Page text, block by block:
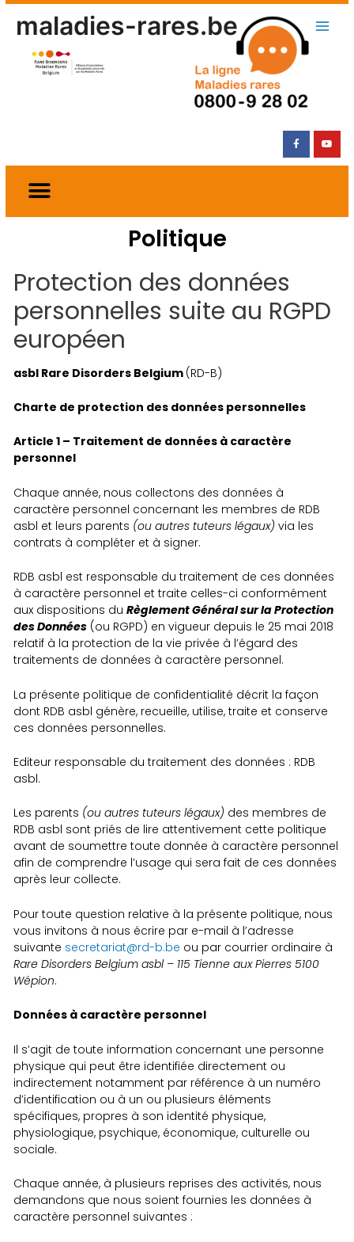
maladies-rares.be
Politique
Protection des données
personnelles suite au RGPD
européen
asbl Rare Disorders Belgium (RD-B)
Charte de protection des données personnelles
Article 1 – Traitement de données à caractère
personnel
Chaque année, nous collectons des données à
caractère personnel concernant les membres de RDB
asbl et leurs parents (ou autres tuteurs légaux)via les
contrats à compléter et à signer.
RDB asbl est responsable du traitement de ces données
à caractère personnel et traite celles-ci conformément
aux dispositions duRèglement Général sur la Protection
des Données (ou RGPD) en vigueur depuis le 25 mai 2018
relatif à la protection de la vie privée à l’égard des
traitements de données à caractère personnel.
La présente politique de confidentialité décrit la façon
dont RDB asbl génère, recueille, utilise, traite et conserve
ces données personnelles.
Editeur responsable du traitement des données : RDB
asbl.
Les parents (ou autres tuteurs légaux) des membres de
RDB asbl sont priés de lire attentivement cette politique
avant de soumettre toute donnée à caractère personnel
afin de comprendre l’usage qui sera fait de ces données
après leur collecte.
Pour toute question relative à la présente politique, nous
vous invitons à nous écrire par e-mail à l’adresse
suivante secretariat@rd-b.be ou par courrier ordinaire à
Rare Disorders Belgium asbl – 115 Tienne aux Pierres 5100
Wépion.
Données à caractère personnel
Il s’agit de toute information concernant une personne
physique qui peut être identifiée directement ou
indirectement notamment par référence à un numéro
d’identification ou à un ou plusieurs éléments
spécifiques, propres à son identité physique,
physiologique, psychique, économique, culturelle ou
sociale.
Chaque année, à plusieurs reprises des activités, nous
demandons que nous soient fournies les données à
caractère personnel suivantes :